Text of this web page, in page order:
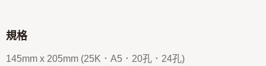
規格
145mm x 205mm (25K．A5．20孔．24孔)